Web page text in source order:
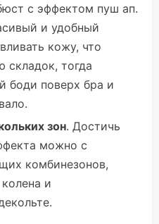
с эффектом пуш ап.
и удобный
кожу, что
складок, тогда
боди поверх бра и
зон. Достичь
можно с
комбинезонов,
и